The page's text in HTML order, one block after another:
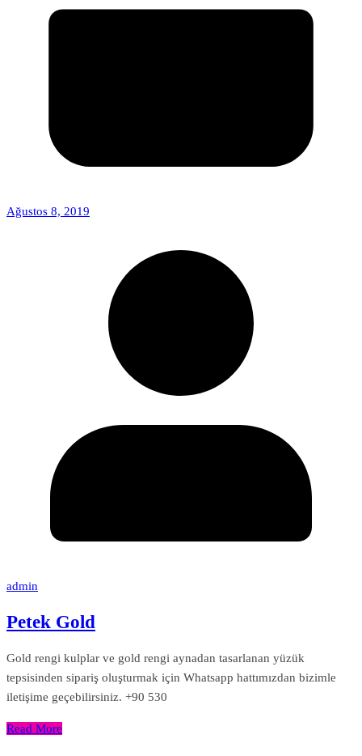
Ağustos 8, 2019
admin
Petek Gold
Gold rengi kulplar ve gold rengi aynadan tasarlanan yüzük
tepsisinden sipariş oluşturmak için Whatsapp hattımızdan bizimle
iletişime geçebilirsiniz. +90 530
Read More